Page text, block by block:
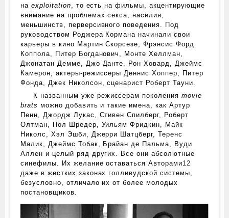
на exploitation , то есть на фильмы, акцентирующие
внимание на проблемах секса, насилия,
меньшинств, перверсивного поведения. Под
руководством Роджера Кормана начинали свои
карьеры в кино Мартин Скорсезе, Фрэнсис Форд
Коппола, Питер Богданович, Монте Хеллман,
Джонатан Демме, Джо Данте, Рон Ховард, Джеймс
Камерон, актеры-режиссеры Деннис Хоппер, Питер
Фонда, Джек Николсон, сценарист Роберт Тауни.
К названным уже режиссерам поколенияmovie
brats можно добавить и такие имена, как Артур
Пенн, Джордж Лукас, Стивен Спилберг, Роберт
Олтман, Пол Шредер, Уильям Фридкин, Майк
Николс, Хэл Эшби, Джерри Шатцберг, Теренс
Малик, Джеймс Тобак, Брайан де Пальма, Вуди
Аллен и целый ряд других. Все они абсолютные
синефилы. Их желание оставаться Авторами12
даже в жестких законах голливудской системы,
безусловно, отличало их от более молодых
постановщиков.